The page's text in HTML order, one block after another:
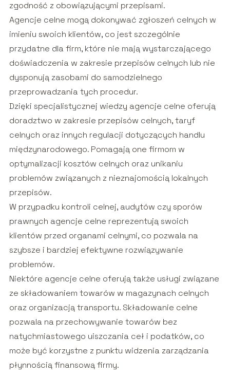
zgodność z obowiązującymi przepisami.
Agencje celne mogą dokonywać zgłoszeń celnych w
imieniu swoich klientów, co jest szczególnie
przydatne dla firm, które nie mają wystarczającego
doświadczenia w zakresie przepisów celnych lub nie
dysponują zasobami do samodzielnego
przeprowadzania tych procedur.
Dzięki specjalistycznej wiedzy agencje celne oferują
doradztwo w zakresie przepisów celnych, taryf
celnych oraz innych regulacji dotyczących handlu
międzynarodowego. Pomagają one firmom w
optymalizacji kosztów celnych oraz unikaniu
problemów związanych z nieznajomością lokalnych
przepisów.
W przypadku kontroli celnej, audytów czy sporów
prawnych agencje celne reprezentują swoich
klientów przed organami celnymi, co pozwala na
szybsze i bardziej efektywne rozwiązywanie
problemów.
Niektóre agencje celne oferują także usługi związane
ze składowaniem towarów w magazynach celnych
oraz organizacją transportu. Składowanie celne
pozwala na przechowywanie towarów bez
natychmiastowego uiszczania ceł i podatków, co
może być korzystne z punktu widzenia zarządzania
płynnością finansową firmy.